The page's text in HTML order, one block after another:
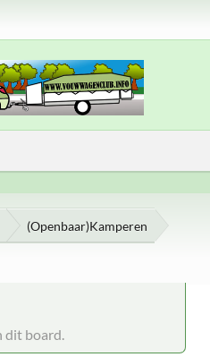
(Openbaar)Kamperen
dit board.